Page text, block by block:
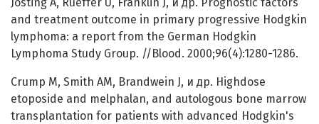
Josting A, Rueffer U, Franklin J, и др. Prognostic factors
and treatment outcome in primary progressive Hodgkin
lymphoma: a report from the German Hodgkin
Lymphoma Study Group. //Blood. 2000;96(4):1280-1286.
Crump M, Smith AM, Brandwein J, и др. Highdose
etoposide and melphalan, and autologous bone marrow
transplantation for patients with advanced Hodgkin's